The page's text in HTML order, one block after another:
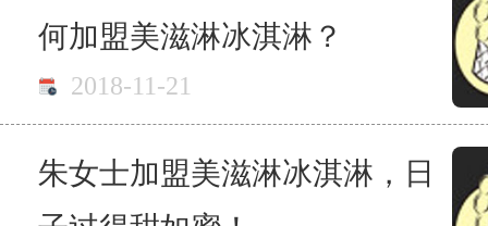
何加盟美滋淋冰淇淋？
2018-11-21
朱女士加盟美滋淋冰淇淋，日